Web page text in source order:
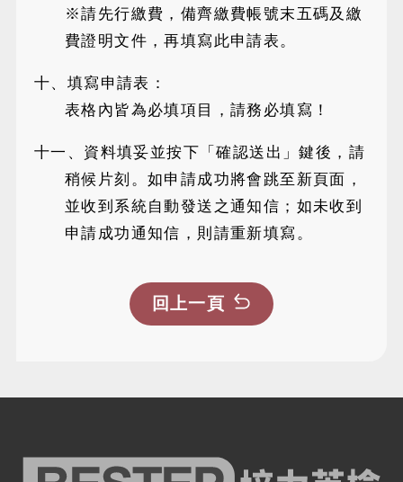
※請先行繳費，備齊繳費帳號末五碼及繳
費證明文件，再填寫此申請表。
十、填寫申請表：
表格內皆為必填項目，請務必填寫！
十一、資料填妥並按下「確認送出」鍵後，請
稍候片刻。如申請成功將會跳至新頁面，
並收到系統自動發送之通知信；如未收到
申請成功通知信，則請重新填寫。
回上一頁